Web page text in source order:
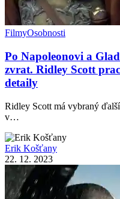
FilmyOsobnosti
Po Napoleonovi a
zvrat. Ridley Scott
detaily
Ridley Scott má vybraný
v…
Erik Košťany
22. 12. 2023